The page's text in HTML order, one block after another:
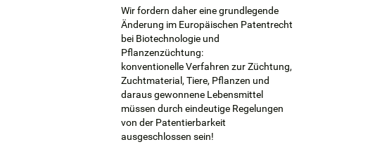
Wir fordern daher eine grundlegende
Änderung im Europäischen Patentrecht
bei Biotechnologie und
Pflanzenzüchtung:
konventionelle Verfahren zur Züchtung,
Zuchtmaterial, Tiere, Pflanzen und
daraus gewonnene Lebensmittel
müssen durch eindeutige Regelungen
von der Patentierbarkeit
ausgeschlossen sein!